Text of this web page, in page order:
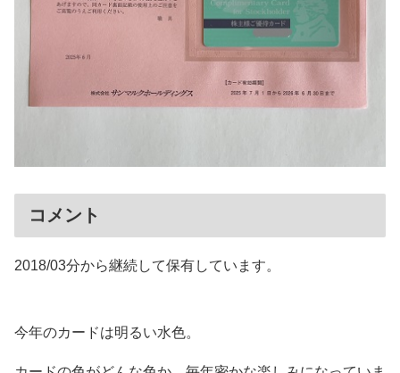
コメント
2018/03分から継続して保有しています。
今年のカードは明るい水色。